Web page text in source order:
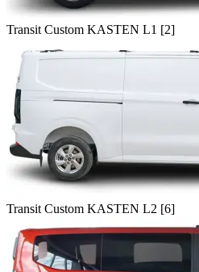
Transit Custom KASTEN L1 [2]
Transit Custom KASTEN L2 [6]